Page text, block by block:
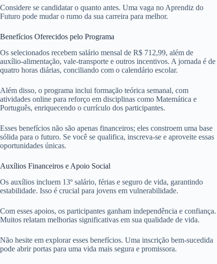
Considere se candidatar o quanto antes. Uma vaga no Aprendiz do
Futuro pode mudar o rumo da sua carreira para melhor.
Benefícios Oferecidos pelo Programa
Os selecionados recebem salário mensal de R$ 712,99, além de
auxílio-alimentação, vale-transporte e outros incentivos. A jornada é de
quatro horas diárias, conciliando com o calendário escolar.
Além disso, o programa inclui formação teórica semanal, com
atividades online para reforço em disciplinas como Matemática e
Português, enriquecendo o currículo dos participantes.
Esses benefícios não são apenas financeiros; eles constroem uma base
sólida para o futuro. Se você se qualifica, inscreva-se e aproveite essas
oportunidades únicas.
Auxílios Financeiros e Apoio Social
Os auxílios incluem 13º salário, férias e seguro de vida, garantindo
estabilidade. Isso é crucial para jovens em vulnerabilidade.
Com esses apoios, os participantes ganham independência e confiança.
Muitos relatam melhorias significativas em sua qualidade de vida.
Não hesite em explorar esses benefícios. Uma inscrição bem-sucedida
pode abrir portas para uma vida mais segura e promissora.